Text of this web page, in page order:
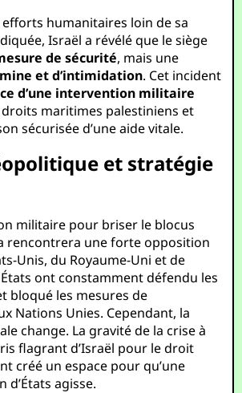
humanitaires loin de sa
Israël a révélé que le siège
de sécurité, mais une
et d’intimidation. Cet incident
d’une intervention militaire
maritimes palestiniens et
sécurisée d’une aide vitale.
et stratégie
militaire pour briser le blocus
rencontrera une forte opposition
Unis, du Royaume-Uni et de
États ont constamment défendu les
bloqué les mesures de
Nations Unies. Cependant, la
change. La gravité de la crise à
flagrant d’Israël pour le droit
créé un espace pour qu’une
d’États agisse.